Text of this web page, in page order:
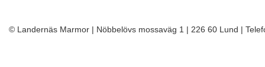
© Landernäs Marmor | Nöbbelövs mossaväg 1 | 226 60 Lund |